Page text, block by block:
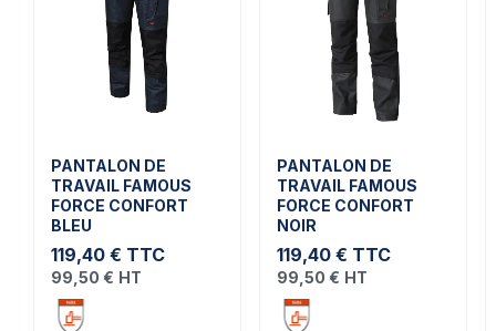
PANTALON DE
TRAVAIL FAMOUS
FORCE CONFORT
BLEU
119,40 € TTC
99,50 € HT
PANTALON DE
TRAVAIL FAMOUS
FORCE CONFORT
NOIR
119,40 € TTC
99,50 € HT